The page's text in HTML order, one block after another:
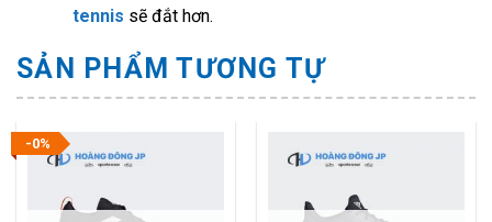
tennis sẽ đắt hơn.
SẢN PHẨM TƯƠNG TỰ
-0%